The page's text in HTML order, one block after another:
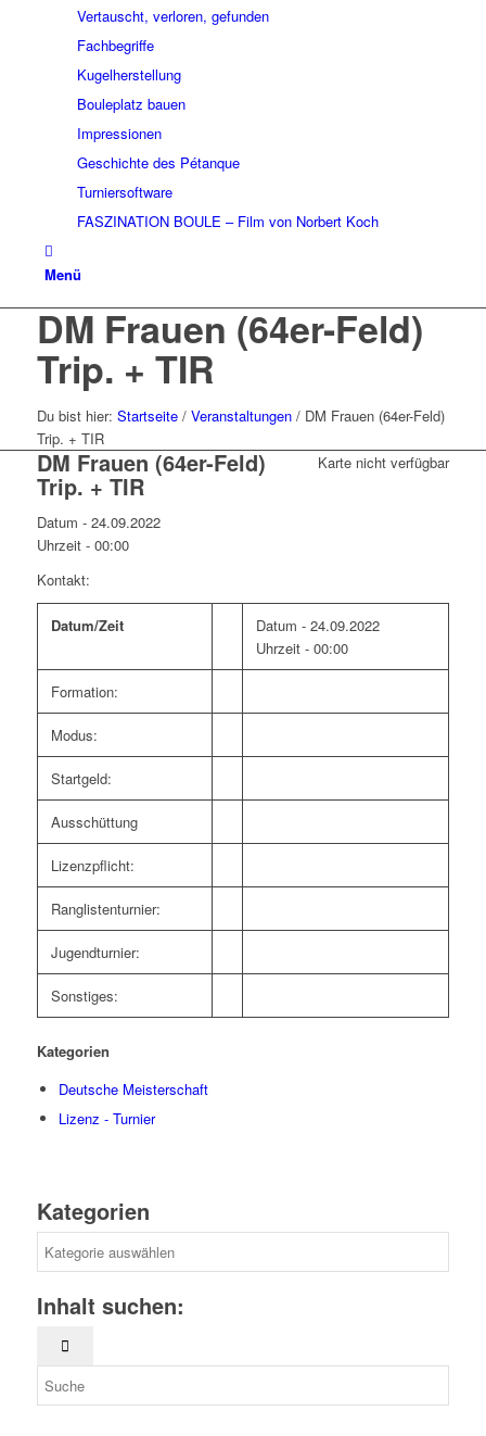
Vertauscht, verloren, gefunden
Fachbegriffe
Kugelherstellung
Bouleplatz bauen
Impressionen
Geschichte des Pétanque
Turniersoftware
FASZINATION BOULE – Film von Norbert Koch
Menü
DM Frauen (64er-Feld)
Trip. + TIR
Du bist hier: Startseite / Veranstaltungen / DM Frauen (64er-Feld)
Trip. + TIR
Karte nicht verfügbar
DM Frauen (64er-Feld)
Trip. + TIR
Datum - 24.09.2022
Uhrzeit - 00:00
Kontakt:
Datum/Zeit
Datum - 24.09.2022
Uhrzeit - 00:00
Formation:
Modus:
Startgeld:
Ausschüttung
Lizenzpflicht:
Ranglistenturnier:
Jugendturnier:
Sonstiges:
Kategorien
Deutsche Meisterschaft
Lizenz - Turnier
Kategorien
Inhalt suchen: